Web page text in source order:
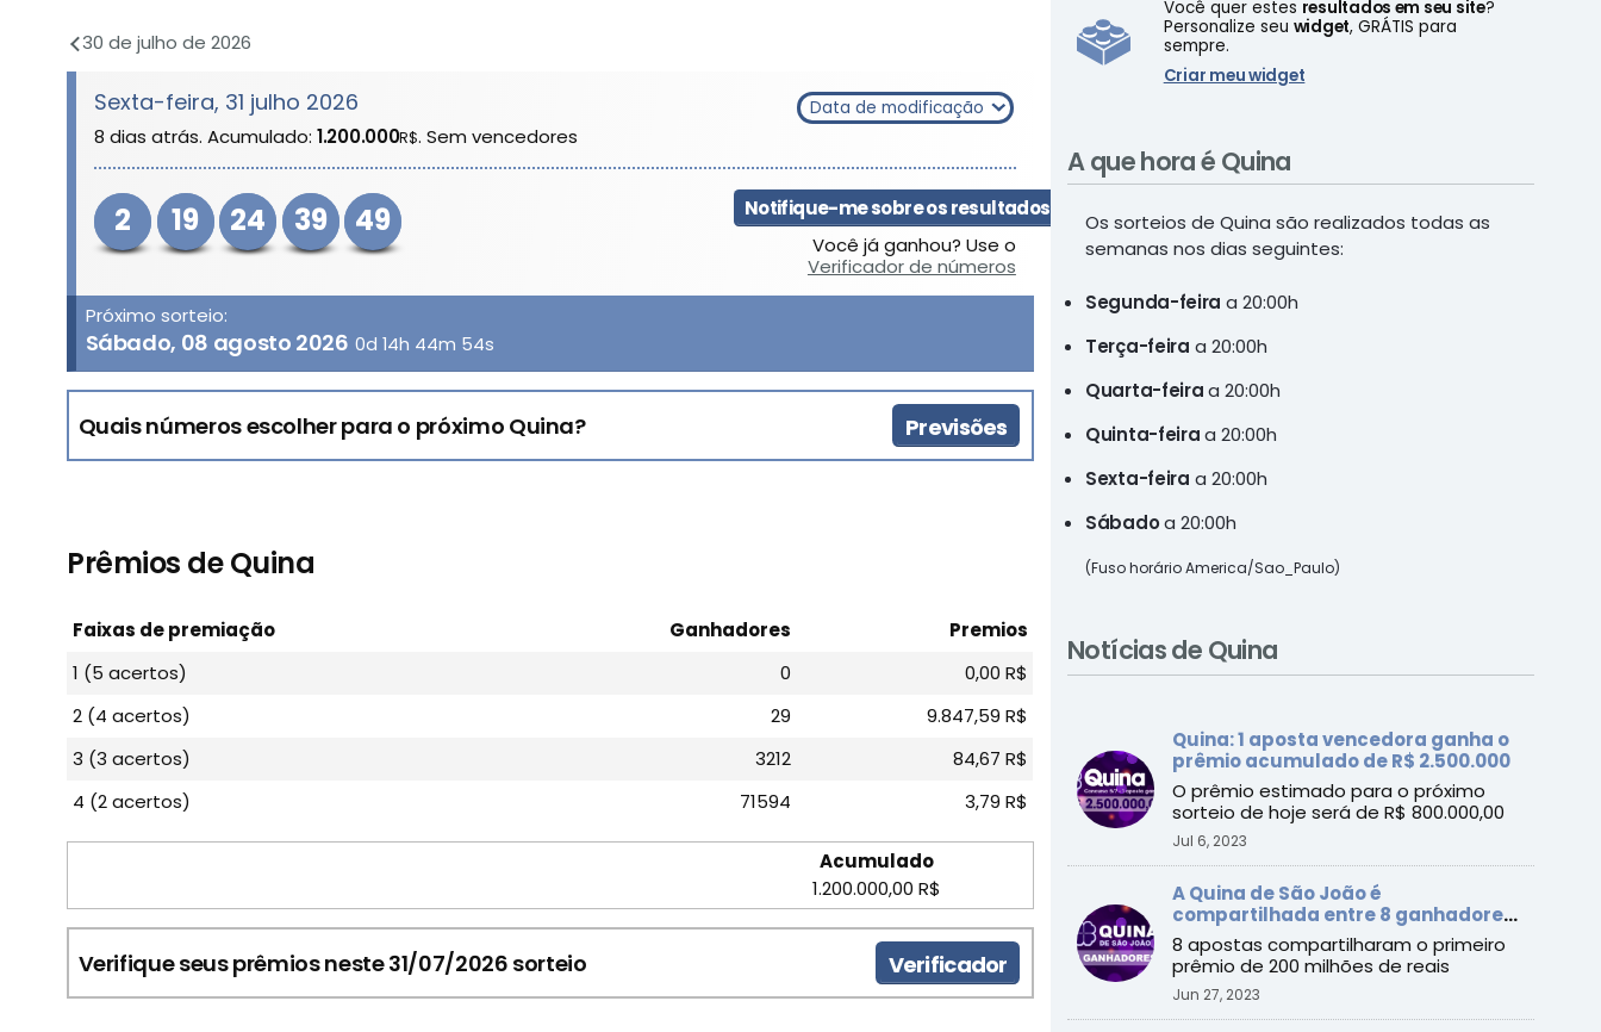
30 de julho de 2026
Sexta-feira, 31 julho 2026 Data de modificação
8 dias atrás. Acumulado:1.200.000R$. Sem vencedores
2 19 24 39 49
Notifique-me sobre os resultados
Você já ganhou? Use o
Verificador de números
Próximo sorteio:
Sábado, 08 agosto 2026 0d 14h 44m 54s
Quais números escolher para o próximo Quina? Previsões
Prêmios de Quina
Faixas de premiação Ganhadores
Premios
1 (5 acertos)
0
0,00 R$
2 (4 acertos)
29
9.847,59 R$
3 (3 acertos)
3212
84,67 R$
4 (2 acertos)
71594 3,79 R$
Acumulado
1.200.000,00 R$
Verifique seus prêmios neste 31/07/2026 sorteio Verificador
Você quer estes resultados em seu site?
Personalize seu widget, GRÁTIS para
sempre.
Criar meu widget
A que hora é Quina
Os sorteios de Quina são realizados todas as
semanas nos dias seguintes:
Segunda-feira a 20:00h
Terça-feira a 20:00h
Quarta-feiraa 20:00h
Quinta-feiraa 20:00h
Sexta-feira a 20:00h
Sábadoa 20:00h
(Fuso horário America/Sao_Paulo)
Notícias de Quina
Quina: 1 aposta vencedora ganha o
prêmio acumulado de R$ 2.500.000
O prêmio estimado para o próximo
sorteio de hoje será de R$ 800.000,00
Jul 6, 2023
A Quina de São João é
compartilhada entre 8 ganhadores:
veja todos os resultados
8 apostas compartilharam o primeiro
prêmio de 200 milhões de reais
Jun 27, 2023